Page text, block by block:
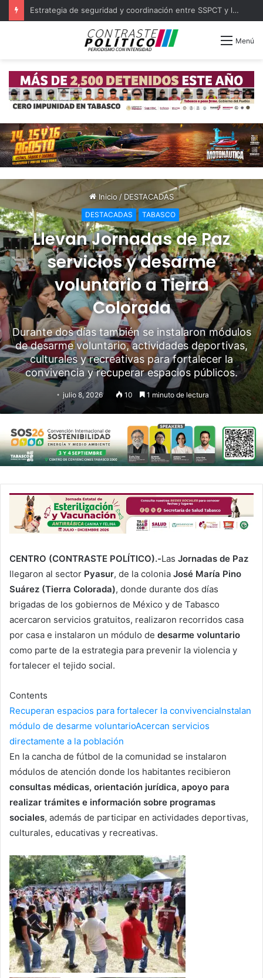
Con 423 nuevos consultorios médicos se cubrirá la atención en todo Tabasco
Menú
Inicio / DESTACADAS
DESTACADAS TABASCO
Llevan Jornadas de Paz
servicios y desarme
voluntario a Tierra
Colorada
Durante dos días también se instalaron módulos
de desarme voluntario, actividades deportivas,
culturales y recreativas para fortalecer la
convivencia y recuperar espacios públicos.
julio 8, 2026 10 1 minuto de lectura
CENTRO (CONTRASTE POLÍTICO).-Las Jornadas de Paz
llegaron al sector Pyasur, de la colonia José María Pino
Suárez (Tierra Colorada), donde durante dos días
brigadas de los gobiernos de México y de Tabasco
acercaron servicios gratuitos, realizaron recorridos casa
por casa e instalaron un módulo de desarme voluntario
como parte de la estrategia para prevenir la violencia y
fortalecer el tejido social.
Contents
Recuperan espacios para fortalecer la convivenciaInstalan
módulo de desarme voluntarioAcercan servicios
directamente a la población
En la cancha de fútbol de la comunidad se instalaron
módulos de atención donde los habitantes recibieron
consultas médicas, orientación jurídica, apoyo para
realizar trámites e información sobre programas
sociales, además de participar en actividades deportivas,
culturales, educativas y recreativas.